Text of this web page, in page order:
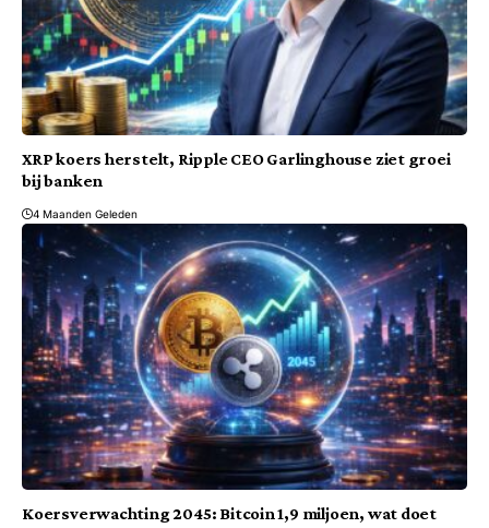
XRP koers herstelt, Ripple CEO Garlinghouse ziet groei
bij banken
4 Maanden Geleden
Koersverwachting 2045: Bitcoin 1,9 miljoen, wat doet